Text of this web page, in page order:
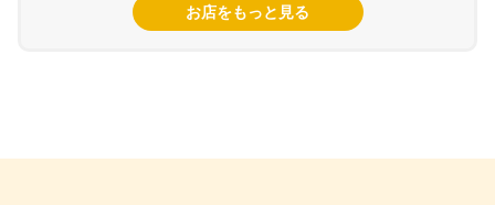
お店をもっと見る